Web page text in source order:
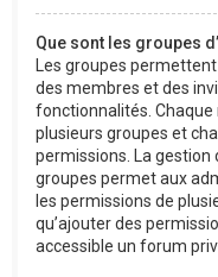
Que sont les groupes
Les groupes
des membres et des
fonctionnalités.
plusieurs groupes et
permissions. La gestion
groupes permet aux
les permissions de
qu’ajouter des
accessible un forum